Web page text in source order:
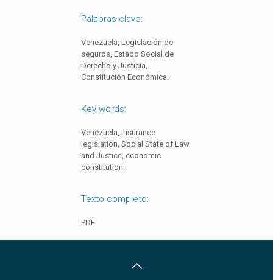
Palabras clave:
Venezuela, Legislación de
seguros, Estado Social de
Derecho y Justicia,
Constitución Económica.
Key words:
Venezuela, insurance
legislation, Social State of Law
and Justice, economic
constitution.
Texto completo:
PDF